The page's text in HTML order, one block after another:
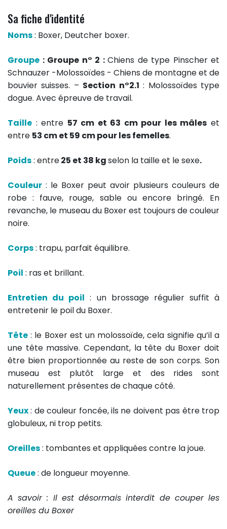
Sa fiche d'identité
Noms: Boxer, Deutcher boxer.
Groupe : Groupe n° 2 : Chiens de type Pinscher et
Schnauzer -Molossoïdes - Chiens de montagne et de
bouvier suisses. – Section n°2.1 : Molossoïdes type
dogue. Avec épreuve de travail.
Taille : entre 57 cm et 63 cm pour les mâles et
entre 53 cm et 59 cm pour les femelles.
Poids: entre25 et 38 kgselon la taille et le sexe.
Couleur : le Boxer peut avoir plusieurs couleurs de
robe : fauve, rouge, sable ou encore bringé. En
revanche, le museau du Boxer est toujours de couleur
noire.
Corps: trapu, parfait équilibre.
Poil : ras et brillant.
Entretien du poil : un brossage régulier suffit à
entretenir le poil du Boxer.
Tête : le Boxer est un molossoïde, cela signifie qu’il a
une tête massive. Cependant, la tête du Boxer doit
être bien proportionnée au reste de son corps. Son
museau est plutôt large et des rides sont
naturellement présentes de chaque côté.
Yeux: de couleur foncée, ils ne doivent pas être trop
globuleux, ni trop petits.
Oreilles: tombantes et appliquées contre la joue.
Queue: de longueur moyenne.
A savoir : Il est désormais interdit de couper les
oreilles du Boxer